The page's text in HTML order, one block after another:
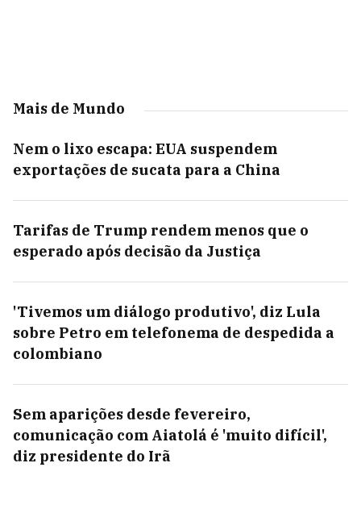
Mais de Mundo
Nem o lixo escapa: EUA suspendem
exportações de sucata para a China
Tarifas de Trump rendem menos que o
esperado após decisão da Justiça
'Tivemos um diálogo produtivo', diz Lula
sobre Petro em telefonema de despedida a
colombiano
Sem aparições desde fevereiro,
comunicação com Aiatolá é 'muito difícil',
diz presidente do Irã